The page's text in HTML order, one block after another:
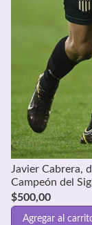
Javier Cabrera,
Campeón del
$500,00
Agregar al